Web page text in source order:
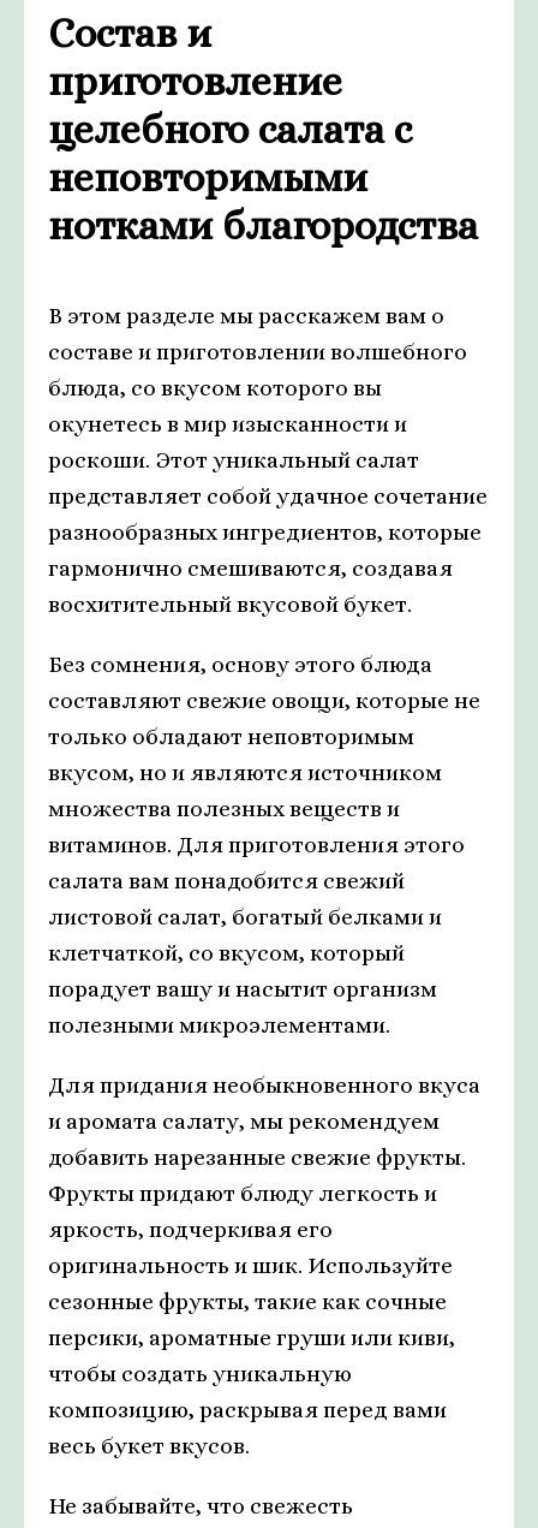
Состав и
приготовление
целебного салата с
неповторимыми
нотками благородства
В этом разделе мы расскажем вам о
составе и приготовлении волшебного
блюда, со вкусом которого вы
окунетесь в мир изысканности и
роскоши. Этот уникальный салат
представляет собой удачное сочетание
разнообразных ингредиентов, которые
гармонично смешиваются, создавая
восхитительный вкусовой букет.
Без сомнения, основу этого блюда
составляют свежие овощи, которые не
только обладают неповторимым
вкусом, но и являются источником
множества полезных веществ и
витаминов. Для приготовления этого
салата вам понадобится свежий
листовой салат, богатый белками и
клетчаткой, со вкусом, который
порадует вашу и насытит организм
полезными микроэлементами.
Для придания необыкновенного вкуса
и аромата салату, мы рекомендуем
добавить нарезанные свежие фрукты.
Фрукты придают блюду легкость и
яркость, подчеркивая его
оригинальность и шик. Используйте
сезонные фрукты, такие как сочные
персики, ароматные груши или киви,
чтобы создать уникальную
композицию, раскрывая перед вами
весь букет вкусов.
Не забывайте, что свежесть